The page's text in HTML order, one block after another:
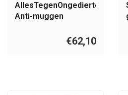
AllesTegenOngedierte.nl
Anti-muggen
€62,10